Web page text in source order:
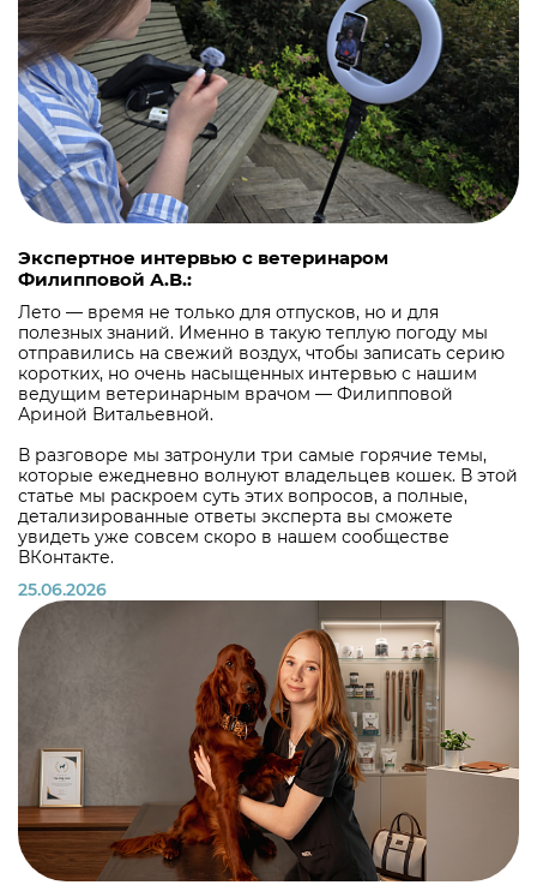
Экспертное интервью с ветеринаром
Филипповой А.В.:
Лето — время не только для отпусков, но и для
полезных знаний. Именно в такую теплую погоду мы
отправились на свежий воздух, чтобы записать серию
коротких, но очень насыщенных интервью с нашим
ведущим ветеринарным врачом — Филипповой
Ариной Витальевной.
В разговоре мы затронули три самые горячие темы,
которые ежедневно волнуют владельцев кошек. В этой
статье мы раскроем суть этих вопросов, а полные,
детализированные ответы эксперта вы сможете
увидеть уже совсем скоро в нашем сообществе
ВКонтакте.
25.06.2026